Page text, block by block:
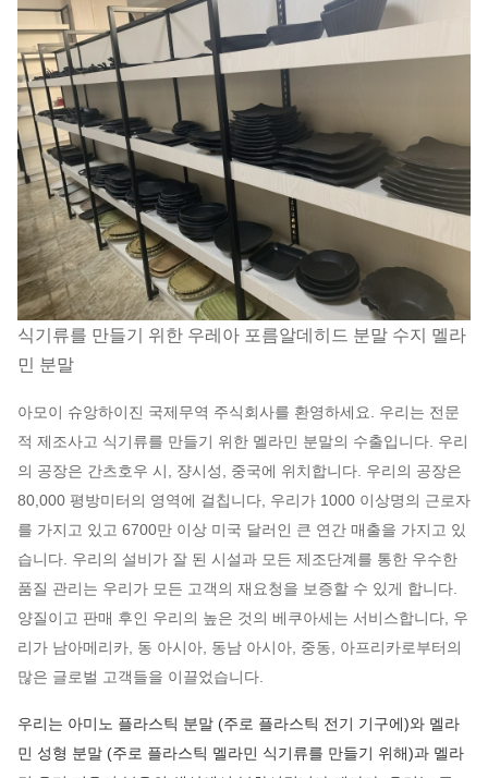
식기류를 만들기 위한 우레아 포름알데히드 분말 수지 멜라
민 분말
아모이 슈앙하이진 국제무역 주식회사를 환영하세요. 우리는 전문
적 제조사고 식기류를 만들기 위한 멜라민 분말의 수출입니다. 우리
의 공장은 간츠호우 시, 쟝시성, 중국에 위치합니다. 우리의 공장은
80,000 평방미터의 영역에 걸칩니다, 우리가 1000 이상명의 근로자
를 가지고 있고 6700만 이상 미국 달러인 큰 연간 매출을 가지고 있
습니다. 우리의 설비가 잘 된 시설과 모든 제조단계를 통한 우수한
품질 관리는 우리가 모든 고객의 재요청을 보증할 수 있게 합니다.
양질이고 판매 후인 우리의 높은 것의 베쿠아세는 서비스합니다, 우
리가 남아메리카, 동 아시아, 동남 아시아, 중동, 아프리카로부터의
많은 글로벌 고객들을 이끌었습니다.
우리는 아미노 플라스틱 분말 (주로 플라스틱 전기 기구에)와 멜라
민 성형 분말 (주로 플라스틱 멜라민 식기류를 만들기 위해)과 멜라